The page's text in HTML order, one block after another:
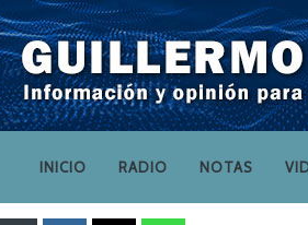
INICIO RADIO NOTAS